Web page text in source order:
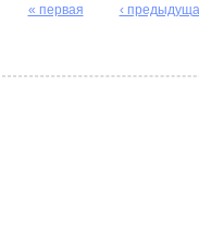
« первая ‹